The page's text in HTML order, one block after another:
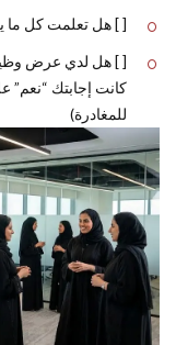
[ ] هل تعلمت كل ما
[ ] هل لدي عرض
للمغادرة)